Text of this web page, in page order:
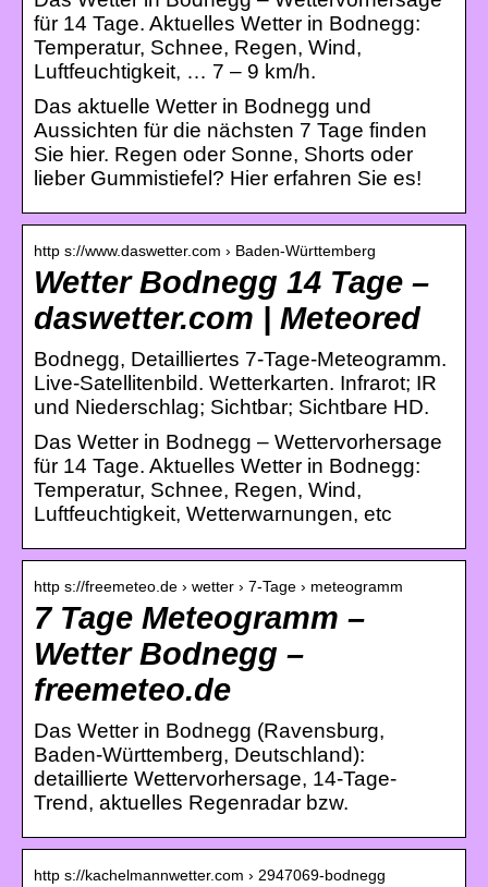
für 14 Tage. Aktuelles Wetter in Bodnegg:
Temperatur, Schnee, Regen, Wind,
Luftfeuchtigkeit, … 7 – 9 km/h.
Das aktuelle Wetter in Bodnegg und
Aussichten für die nächsten 7 Tage finden
Sie hier. Regen oder Sonne, Shorts oder
lieber Gummistiefel? Hier erfahren Sie es!
http s://www.daswetter.com › Baden-Württemberg
Wetter Bodnegg 14 Tage –
daswetter.com | Meteored
Bodnegg, Detailliertes 7-Tage-Meteogramm.
Live-Satellitenbild. Wetterkarten. Infrarot; IR
und Niederschlag; Sichtbar; Sichtbare HD.
Das Wetter in Bodnegg – Wettervorhersage
für 14 Tage. Aktuelles Wetter in Bodnegg:
Temperatur, Schnee, Regen, Wind,
Luftfeuchtigkeit, Wetterwarnungen, etc
http s://freemeteo.de › wetter › 7-Tage › meteogramm
7 Tage Meteogramm –
Wetter Bodnegg –
freemeteo.de
Das Wetter in Bodnegg (Ravensburg,
Baden-Württemberg, Deutschland):
detaillierte Wettervorhersage, 14-Tage-
Trend, aktuelles Regenradar bzw.
http s://kachelmannwetter.com › 2947069-bodnegg